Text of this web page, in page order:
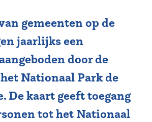
gemeenten op de
jaarlijks een
door de
Nationaal Park de
De kaart geeft toegang
tot het Nationaal